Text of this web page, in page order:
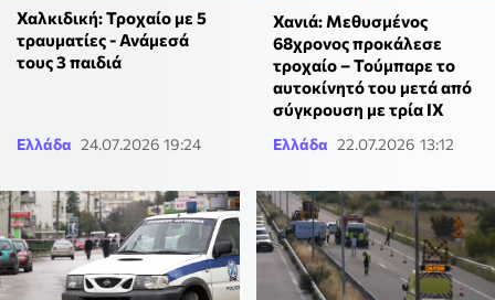
Χαλκιδική: Τροχαίο με 5
τραυματίες - Ανάμεσά
τους 3 παιδιά
Ελλάδα 24.07.2026 19:24
Χανιά: Μεθυσμένος
68χρονος προκάλεσε
τροχαίο – Τούμπαρε το
αυτοκίνητό του μετά από
σύγκρουση με τρία ΙΧ
Ελλάδα 22.07.2026 13:12